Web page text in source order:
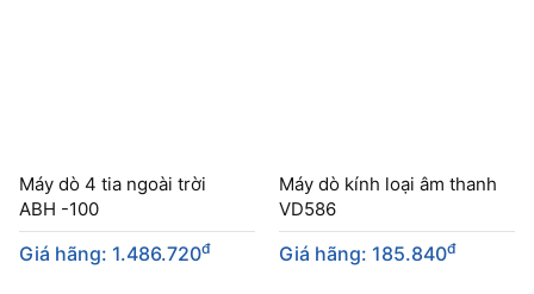
Máy dò 4 tia ngoài trời
ABH -100
Giá hãng: 1.486.720đ
Máy dò kính loại âm thanh
VD586
Giá hãng: 185.840đ